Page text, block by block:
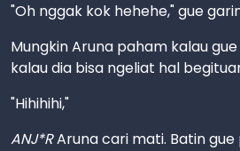
"Oh nggak kok hehehe," gue
Mungkin Aruna paham kalau
kalau dia bisa ngeliat hal
"Hihihihi,"
ANJ*RAruna cari mati. Batin gue